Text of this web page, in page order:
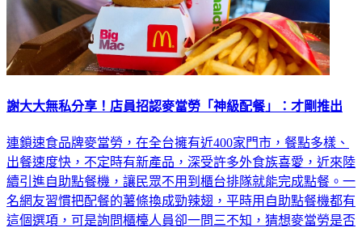
謝大大無私分享！店員招認麥當勞「神級配餐」：才剛推出
連鎖速食品牌麥當勞，在全台擁有近400家門市，餐點多樣、
出餐速度快，不定時有新產品，深受許多外食族喜愛，近來陸
續引進自助點餐機，讓民眾不用到櫃台排隊就能完成點餐。一
名網友習慣把配餐的薯條換成勁辣翅，平時用自助點餐機都有
這個選項，可是詢問櫃檯人員卻一問三不知，猜想麥當勞是否